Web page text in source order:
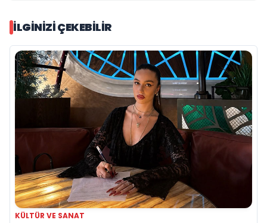
İLGINIZI ÇEKEBILIR
KÜLTÜR VE SANAT